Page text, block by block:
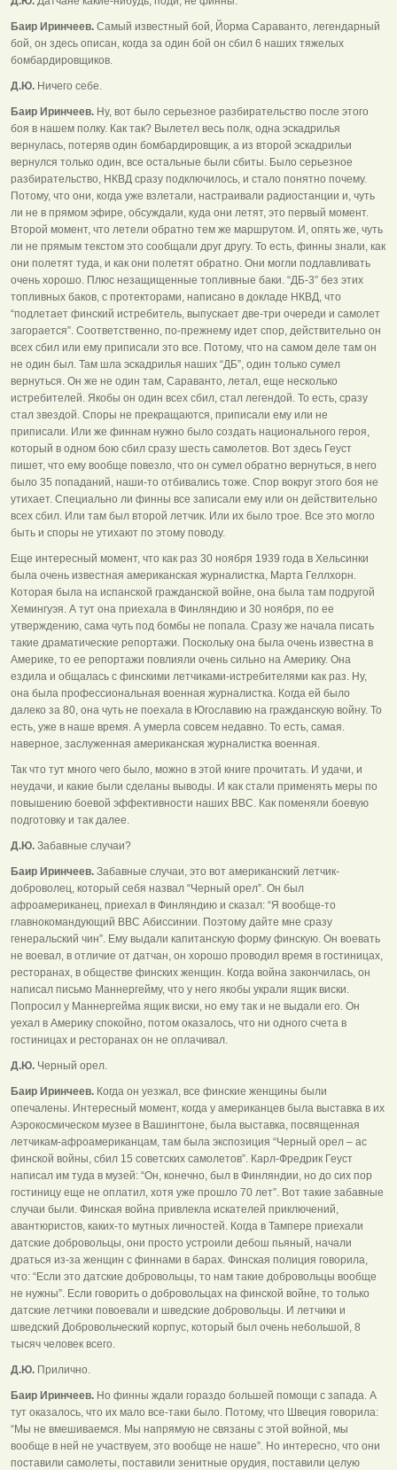
Баир Иринчеев. Самый известный бой, Йорма Сараванто, легендарный
бой, он здесь описан, когда за один бой он сбил 6 наших тяжелых
бомбардировщиков.
Д.Ю. Ничего себе.
Баир Иринчеев. Ну, вот было серьезное разбирательство после этого
боя в нашем полку. Как так? Вылетел весь полк, одна эскадрилья
вернулась, потеряв один бомбардировщик, а из второй эскадрильи
вернулся только один, все остальные были сбиты. Было серьезное
разбирательство, НКВД сразу подключилось, и стало понятно почему.
Потому, что они, когда уже взлетали, настраивали радиостанции и, чуть
ли не в прямом эфире, обсуждали, куда они летят, это первый момент.
Второй момент, что летели обратно тем же маршрутом. И, опять же, чуть
ли не прямым текстом это сообщали друг другу. То есть, финны знали, как
они полетят туда, и как они полетят обратно. Они могли подлавливать
очень хорошо. Плюс незащищенные топливные баки. “ДБ-3” без этих
топливных баков, с протекторами, написано в докладе НКВД, что
“подлетает финский истребитель, выпускает две-три очереди и самолет
загорается”. Соответственно, по-прежнему идет спор, действительно он
всех сбил или ему приписали это все. Потому, что на самом деле там он
не один был. Там шла эскадрилья наших “ДБ”, один только сумел
вернуться. Он же не один там, Сараванто, летал, еще несколько
истребителей. Якобы он один всех сбил, стал легендой. То есть, сразу
стал звездой. Споры не прекращаются, приписали ему или не
приписали. Или же финнам нужно было создать национального героя,
который в одном бою сбил сразу шесть самолетов. Вот здесь Геуст
пишет, что ему вообще повезло, что он сумел обратно вернуться, в него
было 35 попаданий, наши-то отбивались тоже. Спор вокруг этого боя не
утихает. Специально ли финны все записали ему или он действительно
всех сбил. Или там был второй летчик. Или их было трое. Все это могло
быть и споры не утихают по этому поводу.
Еще интересный момент, что как раз 30 ноября 1939 года в Хельсинки
была очень известная американская журналистка, Марта Геллхорн.
Которая была на испанской гражданской войне, она была там подругой
Хемингуэя. А тут она приехала в Финляндию и 30 ноября, по ее
утверждению, сама чуть под бомбы не попала. Сразу же начала писать
такие драматические репортажи. Поскольку она была очень известна в
Америке, то ее репортажи повлияли очень сильно на Америку. Она
ездила и общалась с финскими летчиками-истребителями как раз. Ну,
она была профессиональная военная журналистка. Когда ей было
далеко за 80, она чуть не поехала в Югославию на гражданскую войну. То
есть, уже в наше время. А умерла совсем недавно. То есть, самая.
наверное, заслуженная американская журналистка военная.
Так что тут много чего было, можно в этой книге прочитать. И удачи, и
неудачи, и какие были сделаны выводы. И как стали применять меры по
повышению боевой эффективности наших ВВС. Как поменяли боевую
подготовку и так далее.
Д.Ю. Забавные случаи?
Баир Иринчеев. Забавные случаи, это вот американский летчик-
доброволец, который себя назвал “Черный орел”. Он был
афроамериканец, приехал в Финляндию и сказал: “Я вообще-то
главнокомандующий ВВС Абиссинии. Поэтому дайте мне сразу
генеральский чин”. Ему выдали капитанскую форму финскую. Он воевать
не воевал, в отличие от датчан, он хорошо проводил время в гостиницах,
ресторанах, в обществе финских женщин. Когда война закончилась, он
написал письмо Маннергейму, что у него якобы украли ящик виски.
Попросил у Маннергейма ящик виски, но ему так и не выдали его. Он
уехал в Америку спокойно, потом оказалось, что ни одного счета в
гостиницах и ресторанах он не оплачивал.
Д.Ю. Черный орел.
Баир Иринчеев. Когда он уезжал, все финские женщины были
опечалены. Интересный момент, когда у американцев была выставка в их
Аэрокосмическом музее в Вашингтоне, была выставка, посвященная
летчикам-афроамериканцам, там была экспозиция “Черный орел – ас
финской войны, сбил 15 советских самолетов”. Карл-Фредрик Геуст
написал им туда в музей: “Он, конечно, был в Финляндии, но до сих пор
гостиницу еще не оплатил, хотя уже прошло 70 лет”. Вот такие забавные
случаи были. Финская война привлекла искателей приключений,
авантюристов, каких-то мутных личностей. Когда в Тампере приехали
датские добровольцы, они просто устроили дебош пьяный, начали
драться из-за женщин с финнами в барах. Финская полиция говорила,
что: “Если это датские добровольцы, то нам такие добровольцы вообще
не нужны”. Если говорить о добровольцах на финской войне, то только
датские летчики повоевали и шведские добровольцы. И летчики и
шведский Добровольческий корпус, который был очень небольшой, 8
тысяч человек всего.
Д.Ю. Прилично.
Баир Иринчеев. Но финны ждали гораздо большей помощи с запада. А
тут оказалось, что их мало все-таки было. Потому, что Швеция говорила:
“Мы не вмешиваемся. Мы напрямую не связаны с этой войной, мы
вообще в ней не участвуем, это вообще не наше”. Но интересно, что они
поставили самолеты, поставили зенитные орудия, поставили целую